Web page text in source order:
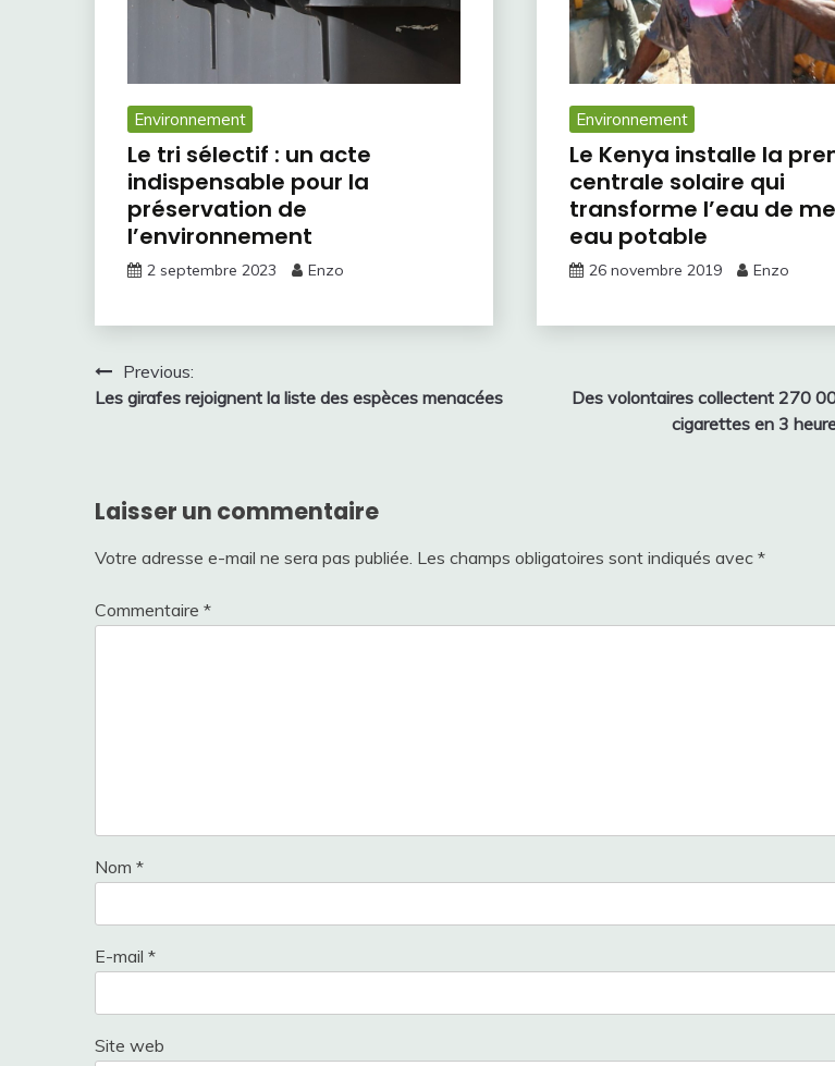
Environnement
Le tri sélectif : un acte
indispensable pour la
préservation de
l’environnement
2 septembre 2023 Enzo
Environnement
Le Kenya installe la
centrale solaire qui
transforme l’eau de
eau potable
26 novembre 2019 Enzo
Navigation
de
Previous:
Les girafes rejoignent la liste des espèces menacées
Des volontaires collectent 270
cigarettes en 3
Laisser un commentaire
Votre adresse e-mail ne sera pas publiée. Les champs obligatoires sont indiqués avec *
Commentaire *
Nom *
E-mail *
Site web